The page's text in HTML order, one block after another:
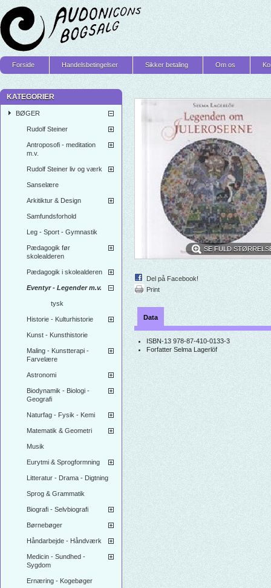
Forside Handelsbetingelser Sikker betaling Om os
KATEGORIER
BØGER
Rudolf Steiner
Antroposofi - meditation
m.v.
Rudolf Steiner liv og værk
Sanselære
Arkitiktur & Design
Samfundsforhold
Leg - Sport - Gymnastik
Pædagogik før
skolealderen
Pædagogik i skolealderen
Eventyr - Legender m.v.
tysk
Historie - Kulturhistorie
Kunst - Kunsthistorie
Maling - Kunstterapi -
Farvelære
Astronomi
Biodynamik - Biologi -
Geografi
Naturfag - Fysik - Kemi
Matematik & Geometri
Musik
Eurytmi & Sprogformning
Litteratur - Drama - Digtning
Sprog & Grammatik
Biografi - Selvbiografi
Børnebøger
Håndarbejde - Håndværk
Medicin - Sundhed -
Sygdom
Ernæring - Kogebøger
SE FULD
Del på Facebook!
Print
Data
ISBN-13 978-87-410-0133-3
Forfatter Selma Lagerlöf